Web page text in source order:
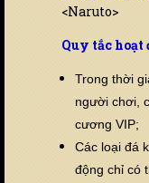
<Naruto>
Quy tắc hoạt
Trong thời
người chơi,
cương VIP;
Các loại đá
động chỉ có